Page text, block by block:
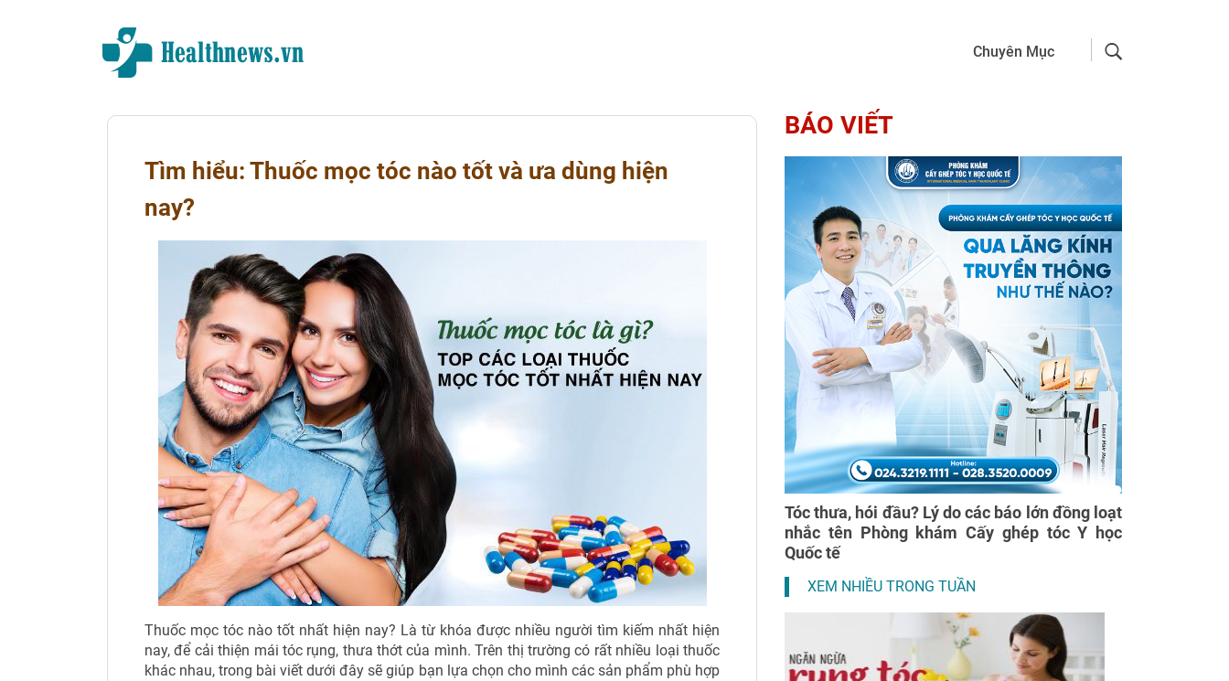
Chuyên Mục
Tìm hiểu: Thuốc mọc tóc nào tốt và ưa dùng hiện
nay?
Thuốc mọc tóc nào tốt nhất hiện nay? Là từ khóa được nhiều người tìm kiếm nhất hiện
nay, để cải thiện mái tóc rụng, thưa thớt của mình. Trên thị trường có rất nhiều loại thuốc
khác nhau, trong bài viết dưới đây sẽ giúp bạn lựa chọn cho mình các sản phẩm phù hợp
BÁO VIẾT
Tóc thưa, hói đầu? Lý do các báo lớn đồng loạt
nhắc tên Phòng khám Cấy ghép tóc Y học
Quốc tế
XEM NHIỀU TRONG TUẦN